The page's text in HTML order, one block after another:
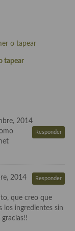
tapear
2014
Responder
2014 Responder
que creo que
los ingredientes sin